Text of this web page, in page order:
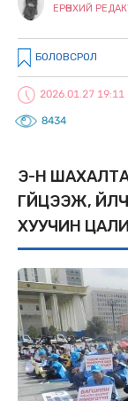
ЕРӨНХИЙ
БОЛОВСРОЛ
2026.01.27 19:11
8434
ҮЭ-Н
ГҮЙЦЭЭЖ,
ХУУЧИН